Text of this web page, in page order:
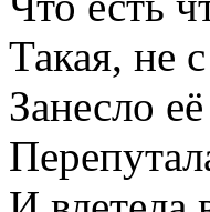
Такая, не
Занесло